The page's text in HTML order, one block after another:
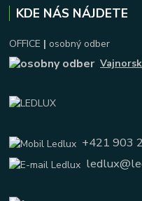
KDE NÁS NÁJDETE
OFFICE | osobný odber
+421 903